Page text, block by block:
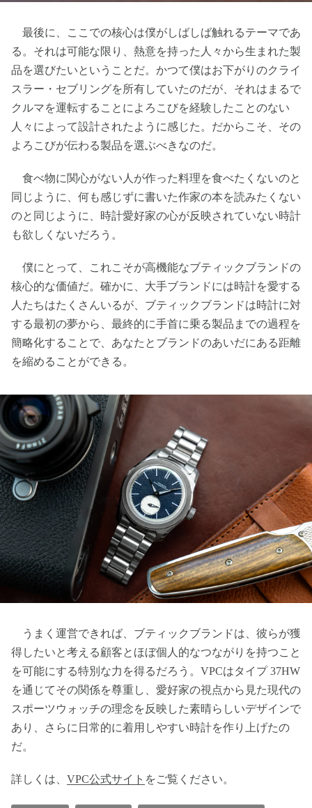
最後に、ここでの核心は僕がしばしば触れるテーマであ
る。それは可能な限り、熱意を持った人々から生まれた製
品を選びたいということだ。かつて僕はお下がりのクライ
スラー・セブリングを所有していたのだが、それはまるで
クルマを運転することによろこびを経験したことのない
人々によって設計されたように感じた。だからこそ、その
よろこびが伝わる製品を選ぶべきなのだ。
食べ物に関心がない人が作った料理を食べたくないのと
同じように、何も感じずに書いた作家の本を読みたくない
のと同じように、時計愛好家の心が反映されていない時計
も欲しくないだろう。
僕にとって、これこそが高機能なブティックブランドの
核心的な価値だ。確かに、大手ブランドには時計を愛する
人たちはたくさんいるが、ブティックブランドは時計に対
する最初の夢から、最終的に手首に乗る製品までの過程を
簡略化することで、あなたとブランドのあいだにある距離
を縮めることができる。
うまく運営できれば、ブティックブランドは、彼らが獲
得したいと考える顧客とほぼ個人的なつながりを持つこと
を可能にする特別な力を得るだろう。VPCはタイプ 37HW
を通じてその関係を尊重し、愛好家の視点から見た現代の
スポーツウォッチの理念を反映した素晴らしいデザインで
あり、さらに日常的に着用しやすい時計を作り上げたの
だ。
詳しくは、 VPC公式サイト をご覧ください。